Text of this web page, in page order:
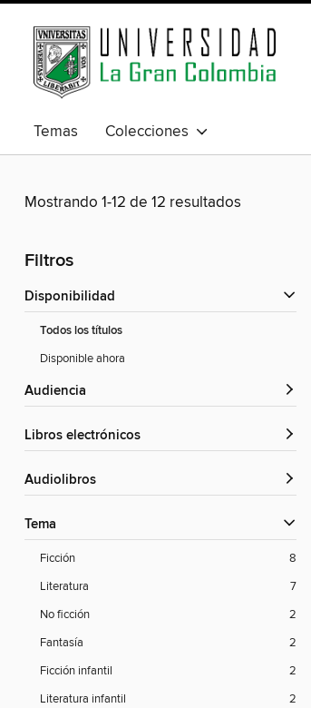
Temas Colecciones
Mostrando 1-12 de 12 resultados
Filtros
Disponibilidad
Todos los títulos
Disponible ahora
Audiencia
libros electrónicos
Audiolibros
Tema
Ficción
8
Literatura
7
No ficción
2
Fantasía
2
Ficción infantil
2
Literatura infantil
2